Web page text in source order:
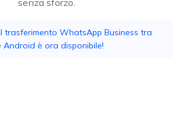
trasferimento WhatsApp Business tra
Android è ora disponibile!